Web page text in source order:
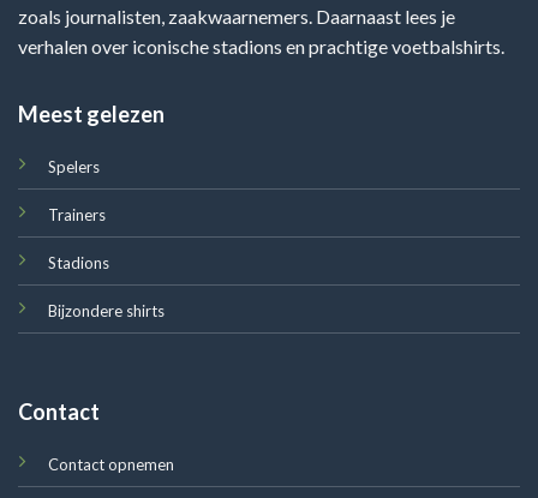
zoals journalisten, zaakwaarnemers. Daarnaast lees je
verhalen over iconische stadions en prachtige voetbalshirts.
Meest gelezen
Spelers
Trainers
Stadions
Bijzondere shirts
Contact
Contact opnemen